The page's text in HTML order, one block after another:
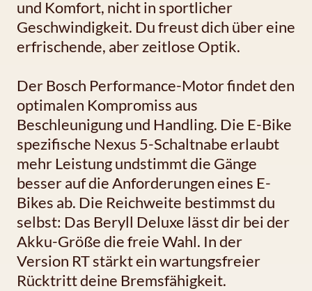
und Komfort, nicht in sportlicher
Geschwindigkeit. Du freust dich über eine
erfrischende, aber zeitlose Optik.
Der Bosch Performance-Motor findet den
optimalen Kompromiss aus
Beschleunigung und Handling. Die E-Bike
spezifische Nexus 5-Schaltnabe erlaubt
mehr Leistung undstimmt die Gänge
besser auf die Anforderungen eines E-
Bikes ab. Die Reichweite bestimmst du
selbst: Das Beryll Deluxe lässt dir bei der
Akku-Größe die freie Wahl. In der
Version RT stärkt ein wartungsfreier
Rücktritt deine Bremsfähigkeit.